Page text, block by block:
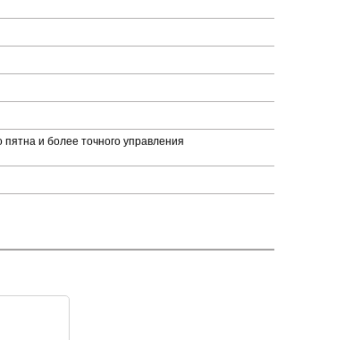
и более точного управления